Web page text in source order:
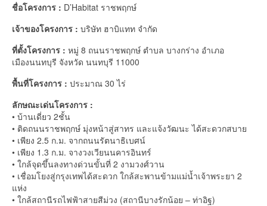
ชื่อโครงการ : D’Habitat ราชพฤกษ์
เจ้าของโครงการ : บริษัท ฮาบิแทท จำกัด
ที่ตั้งโครงการ : หมู่ 8 ถนนราชพฤกษ์ ตำบล บางกร่าง อำเภอ
เมืองนนทบุรี จังหวัด นนทบุรี 11000
พื้นที่โครงการ : ประมาณ 30 ไร่
ลักษณะเด่นโครงการ :
• บ้านเดี่ยว 2ชั้น
• ติดถนนราชพฤกษ์ มุ่งหน้าสู่สาทร และแจ้งวัฒนะ ได้สะดวกสบาย
• เพียง 2.5 ก.ม. จากถนนรัตนาธิเบศน์
• เพียง 1.3 ก.ม. จางวงเวียนนคารอินทร์
• ใกล้จุดขึ้นลงทางด่วนขั้นที่ 2 งามวงศ์วาน
• เชื่อมโยงสู่กรุงเทพได้สะดวก ใกล้สะพานข้ามแม่น้ำเจ้าพระยา 2
แห่ง
• ใกล้สถานีรถไฟฟ้าสายสีม่วง (สถานีบางรักน้อย – ท่าอิฐ)